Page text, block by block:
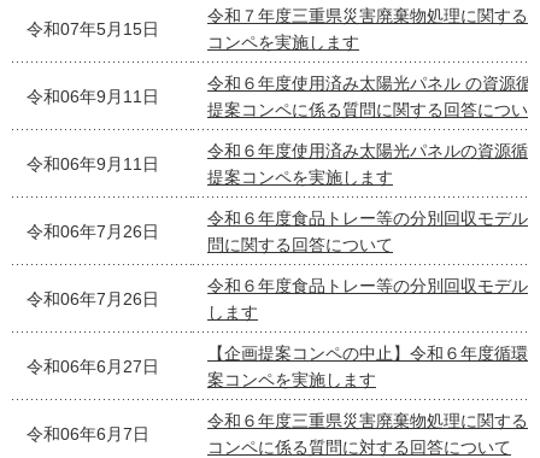
令和07年5月15日
令和７年度三重県災害廃棄物処理に関する
コンペを実施します
令和06年9月11日
令和６年度使用済み太陽光パネル の資源
提案コンペに係る質問に関する回答につい
令和06年9月11日
令和６年度使用済み太陽光パネルの資源循
提案コンペを実施します
令和06年7月26日
令和６年度食品トレー等の分別回収モデル
問に関する回答について
令和06年7月26日
令和６年度食品トレー等の分別回収モデル
します
令和06年6月27日
【企画提案コンペの中止】令和６年度循
案コンペを実施します
令和06年6月7日
令和６年度三重県災害廃棄物処理に関する
コンペに係る質問に対する回答について